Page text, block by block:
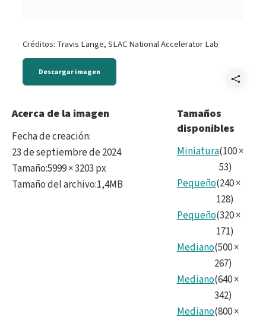
Créditos: Travis Lange, SLAC National Accelerator Lab
Descargar imagen
Acerca de la imagen
Fecha de creación:
23 de septiembre de 2024
Tamaño:5999 × 3203 px
Tamaño del archivo:1,4MB
Tamaños
disponibles
Miniatura(100×
53)
Pequeño(240×
128)
Pequeño(320×
171)
Mediano(500×
267)
Mediano(640×
342)
Mediano(800×